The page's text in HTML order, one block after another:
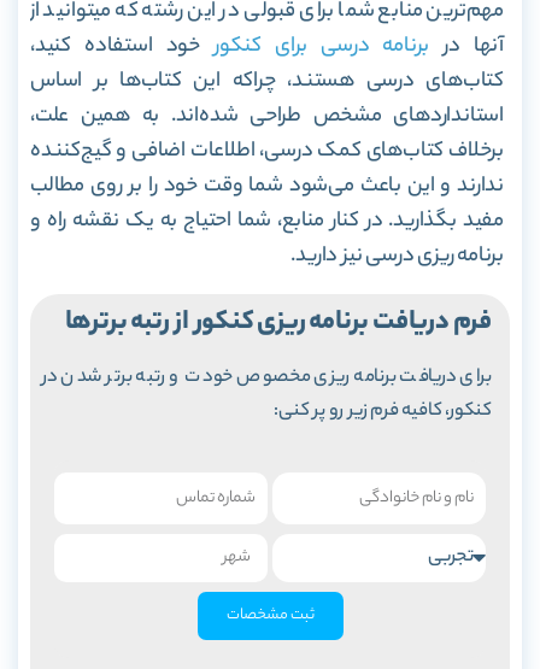
مهم‌ترین منابع شما برای قبولی در این رشته که میتوانید از
آنها در برنامه درسی برای کنکورخود استفاده کنید،
کتاب‌های درسی هستند، چراکه این کتاب‌ها بر اساس
استاندارد‌های مشخص طراحی شده‌اند. به همین علت،
برخلاف کتاب‌های کمک درسی، اطلاعات اضافی و گیج‌کننده
ندارند و این باعث می‌شود شما وقت خود را بر روی مطالب
مفید بگذارید. در کنار منابع، شما احتیاج به یک نقشه راه و
برنامه ریزی درسی نیز دارید.
فرم دریافت برنامه ریزی کنکور از رتبه برترها
برای دریافت برنامه ریزی مخصوص خودت و رتبه برتر شدن در
کنکور، کافیه فرم زیر رو پر کنی:
ثبت مشخصات